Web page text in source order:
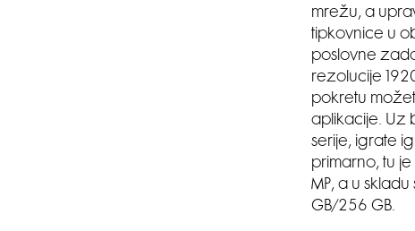
mrežu, a
tipkovnice u
poslovne
rezolucije
pokretu
aplikacije. Uz
serije, igrate
primarno, tu
MP, a u
GB/256 GB.